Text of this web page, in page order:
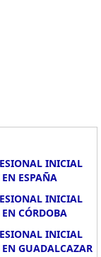
INICIAL
ESPAÑA
INICIAL
CÓRDOBA
INICIAL
GUADALCAZAR